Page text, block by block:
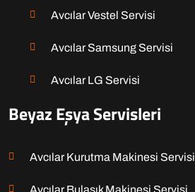
Avcılar Vestel Servisi
Avcılar Samsung Servisi
Avcılar LG Servisi
Beyaz Eşya Servisleri
Avcılar Kurutma Makinesi Servisi
Avcılar Bulaşık Makinesi Servisi